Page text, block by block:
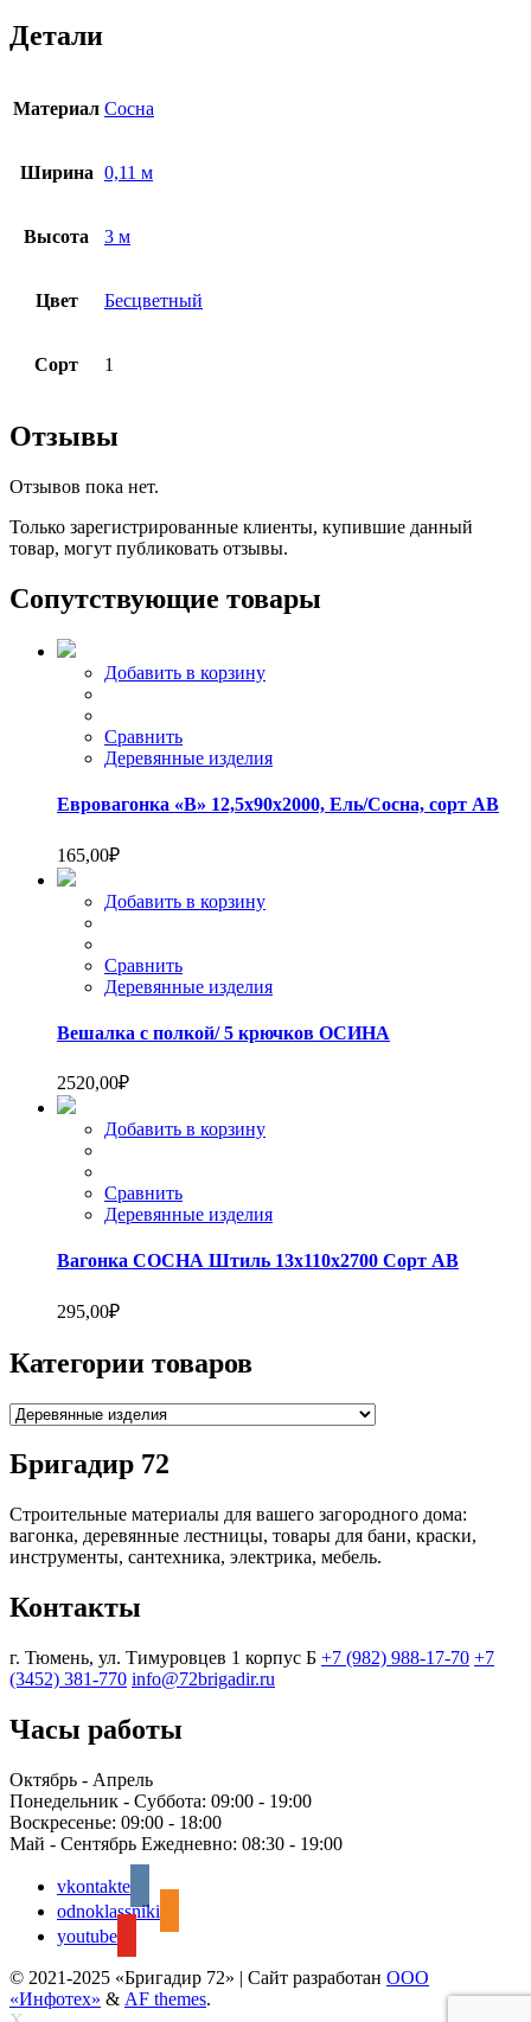
Детали
Материал Сосна
Ширина 0,11 м
Высота 3 м
Цвет Бесцветный
Сорт 1
Отзывы
Отзывов пока нет.
Только зарегистрированные клиенты, купившие данный
товар, могут публиковать отзывы.
Сопутствующие товары
Добавить в корзину
Сравнить
Деревянные изделия
Евровагонка «В» 12,5х90х2000, Ель/Сосна, сорт АВ
165,00₽
Добавить в корзину
Сравнить
Деревянные изделия
Вешалка с полкой/ 5 крючков ОСИНА
2520,00₽
Добавить в корзину
Сравнить
Деревянные изделия
Вагонка СОСНА Штиль 13х110х2700 Сорт АВ
295,00₽
Категории товаров
Бригадир 72
Строительные материалы для вашего загородного дома:
вагонка, деревянные лестницы, товары для бани, краски,
инструменты, сантехника, электрика, мебель.
Контакты
г. Тюмень, ул. Тимуровцев 1 корпус Б +7 (982) 988-17-70 +7
(3452) 381-770 info@72brigadir.ru
Часы работы
Октябрь - Апрель
Понедельник - Суббота: 09:00 - 19:00
Воскресенье: 09:00 - 18:00
Май - Сентябрь Ежедневно: 08:30 - 19:00
vkontakte
odnoklassniki
youtube
© 2021-2025 «Бригадир 72» | Сайт разработан ООО
«Инфотех» & AF themes.